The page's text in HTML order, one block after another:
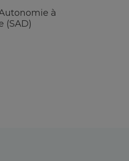
à
(SAD)